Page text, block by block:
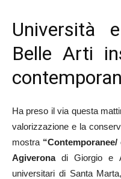
Università
Belle Arti
Ha preso il via questa
valorizzazione e la
mostra
Agiveronadi Giorgio e
universitari di Santa